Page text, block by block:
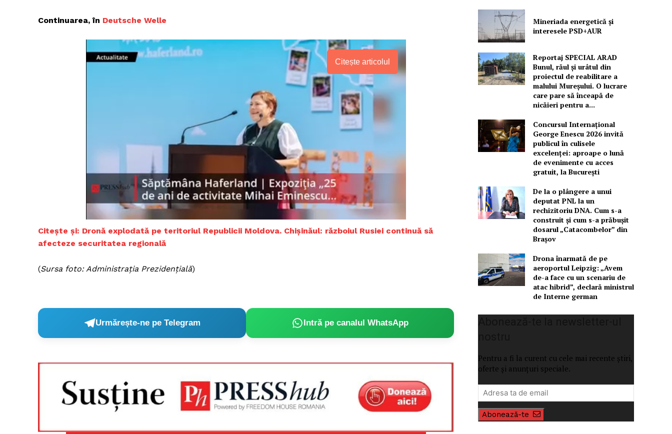
Un proiect
FREEDOM HOUSE
ROMÂNIA
PRESShub
Despre noi / Echipa
Rețea
Contact
Continuarea, în Deutsche Welle
Citește articolul
Citește și: Dronă explodată pe teritoriul Republicii Moldova. Chișinăul: războiul Rusiei continuă să
afecteze securitatea regională
(Sursa foto: Administrația Prezidențială)
Urmărește-ne pe Telegram Intră pe canalul WhatsApp
Mineriada energetică și
interesele PSD+AUR
Reportaj SPECIAL ARAD
Bunul, răul și urâtul din
proiectul de reabilitare a
malului Mureșului. O lucrare
care pare să înceapă de
nicăieri pentru a...
Concursul Internațional
George Enescu 2026 invită
publicul în culisele
excelenței: aproape o lună
de evenimente cu acces
gratuit, la București
De la o plângere a unui
deputat PNL la un
rechizitoriu DNA. Cum s-a
construit și cum s-a prăbușit
dosarul „Catacombelor” din
Brașov
Drona înarmată de pe
aeroportul Leipzig: „Avem
de-a face cu un scenariu de
atac hibrid”, declară ministrul
de Interne german
Pentru a fi la curent cu cele mai recente știri,
oferte și anunțuri speciale.
Abonează-te